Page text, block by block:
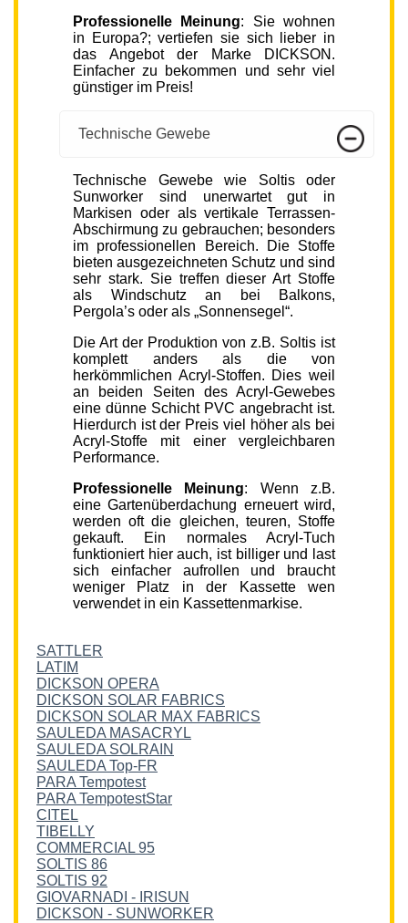
Professionelle Meinung: Sie wohnen
in Europa?; vertiefen sie sich lieber in
das Angebot der Marke DICKSON.
Einfacher zu bekommen und sehr viel
günstiger im Preis!
Technische Gewebe
Technische Gewebe wie Soltis oder
Sunworker sind unerwartet gut in
Markisen oder als vertikale Terrassen-
Abschirmung zu gebrauchen; besonders
im professionellen Bereich. Die Stoffe
bieten ausgezeichneten Schutz und sind
sehr stark. Sie treffen dieser Art Stoffe
als Windschutz an bei Balkons,
Pergola’s oder als „Sonnensegel“.
Die Art der Produktion von z.B. Soltis ist
komplett anders als die von
herkömmlichen Acryl-Stoffen. Dies weil
an beiden Seiten des Acryl-Gewebes
eine dünne Schicht PVC angebracht ist.
Hierdurch ist der Preis viel höher als bei
Acryl-Stoffe mit einer vergleichbaren
Performance.
Professionelle Meinung: Wenn z.B.
eine Gartenüberdachung erneuert wird,
werden oft die gleichen, teuren, Stoffe
gekauft. Ein normales Acryl-Tuch
funktioniert hier auch, ist billiger und last
sich einfacher aufrollen und braucht
weniger Platz in der Kassette wen
verwendet in ein Kassettenmarkise.
SATTLER
LATIM
DICKSON OPERA
DICKSON SOLAR FABRICS
DICKSON SOLAR MAX FABRICS
SAULEDA MASACRYL
SAULEDA SOLRAIN
SAULEDA Top-FR
PARA Tempotest
PARA TempotestStar
CITEL
TIBELLY
COMMERCIAL 95
SOLTIS 86
SOLTIS 92
GIOVARNADI - IRISUN
DICKSON - SUNWORKER